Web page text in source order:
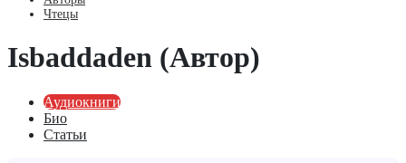
Чтецы
Isbaddaden (Автор)
Аудиокниги
Био
Статьи